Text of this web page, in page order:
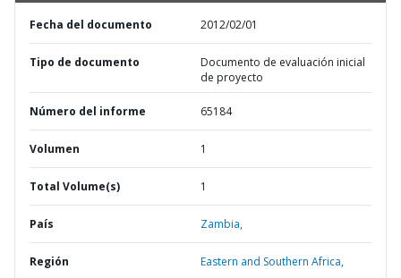
Fecha del documento 2012/02/01
Tipo de documento
Documento de evaluación inicial
de proyecto
Número del informe 65184
Volumen 1
Total Volume(s) 1
País Zambia,
Región Eastern and Southern Africa,